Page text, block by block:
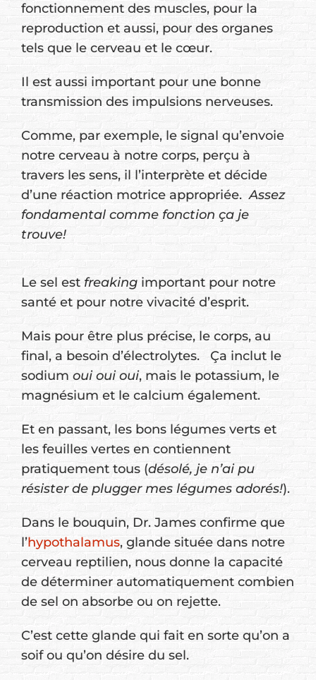
fonctionnement des muscles, pour la
reproduction et aussi, pour des organes
tels que le cerveau et le cœur.
Il est aussi important pour une bonne
transmission des impulsions nerveuses.
Comme, par exemple, le signal qu’envoie
notre cerveau à notre corps, perçu à
travers les sens, il l’interprète et décide
d’une réaction motrice appropriée.Assez
fondamental comme fonction ça je
trouve!
Le sel est freaking important pour notre
santé et pour notre vivacité d’esprit.
Mais pour être plus précise, le corps, au
final, a besoin d’électrolytes. Ça inclut le
sodium oui oui oui, mais le potassium, le
magnésium et le calcium également.
Et en passant, les bons légumes verts et
les feuilles vertes en contiennent
pratiquement tous (désolé, je n’ai pu
résister de plugger mes légumes adorés!).
Dans le bouquin, Dr. James confirme que
l’hypothalamus, glande située dans notre
cerveau reptilien, nous donne la capacité
de déterminer automatiquement combien
de sel on absorbe ou on rejette.
C’est cette glande qui fait en sorte qu’on a
soif ou qu’on désire du sel.